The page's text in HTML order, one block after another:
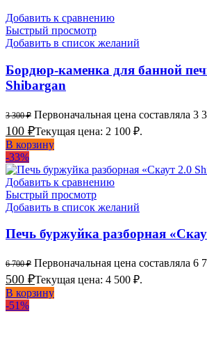
Добавить к сравнению
Быстрый просмотр
Добавить в список желаний
Бордюр-каменка для банной
Shibargan
3 300₽ Первоначальная цена составляла 3
100 ₽Текущая цена: 2 100 ₽.
В корзину
-33%
Добавить к сравнению
Быстрый просмотр
Добавить в список желаний
Печь буржуйка разборная
6 700₽ Первоначальная цена составляла 6
500 ₽Текущая цена: 4 500 ₽.
В корзину
-51%